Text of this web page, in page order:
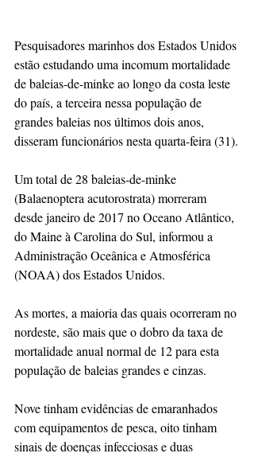
Pesquisadores marinhos dos Estados Unidos
estão estudando uma incomum mortalidade
de baleias-de-minke ao longo da costa leste
do país, a terceira nessa população de
grandes baleias nos últimos dois anos,
disseram funcionários nesta quarta-feira (31).
Um total de 28 baleias-de-minke
(Balaenoptera acutorostrata) morreram
desde janeiro de 2017 no Oceano Atlântico,
do Maine à Carolina do Sul, informou a
Administração Oceânica e Atmosférica
(NOAA) dos Estados Unidos.
As mortes, a maioria das quais ocorreram no
nordeste, são mais que o dobro da taxa de
mortalidade anual normal de 12 para esta
população de baleias grandes e cinzas.
Nove tinham evidências de emaranhados
com equipamentos de pesca, oito tinham
sinais de doenças infecciosas e duas